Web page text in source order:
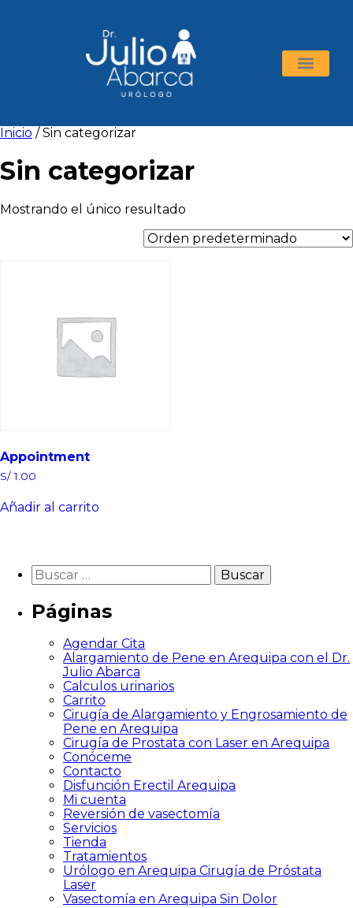
Inicio / Sin categorizar
Sin categorizar
Mostrando el único resultado
Appointment
S/1.00
Añadir al carrito
Páginas
Agendar Cita
Alargamiento de Pene en Arequipa con el Dr.
Julio Abarca
Calculos urinarios
Carrito
Cirugía de Alargamiento y Engrosamiento de
Pene en Arequipa
Cirugía de Prostata con Laser en Arequipa
Conóceme
Contacto
Disfunción Erectil Arequipa
Mi cuenta
Reversión de vasectomía
Servicios
Tienda
Tratamientos
Urólogo en Arequipa Cirugía de Próstata
Laser
Vasectomía en Arequipa Sin Dolor